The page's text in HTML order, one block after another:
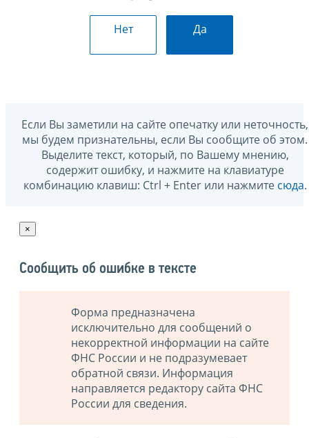
Нет Да
Если Вы заметили на сайте опечатку или неточность,
мы будем признательны, если Вы сообщите об этом.
Выделите текст, который, по Вашему мнению,
содержит ошибку, и нажмите на клавиатуре
комбинацию клавиш: Ctrl + Enter или нажмите сюда.
×
Сообщить об ошибке в тексте
Форма предназначена
исключительно для сообщений о
некорректной информации на сайте
ФНС России и не подразумевает
обратной связи. Информация
направляется редактору сайта ФНС
России для сведения.